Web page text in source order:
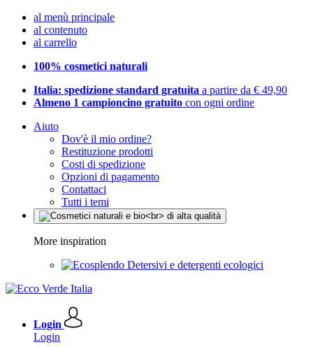
al menù principale
al contenuto
al carrello
100% cosmetici naturali
Italia: spedizione standard gratuita a partire da € 49,90
Almeno 1 campioncino gratuito con ogni ordine
Aiuto
Dov'è il mio ordine?
Restituzione prodotti
Costi di spedizione
Opzioni di pagamento
Contattaci
Tutti i temi
More inspiration
Detersivi e detergenti ecologici
Login
Login